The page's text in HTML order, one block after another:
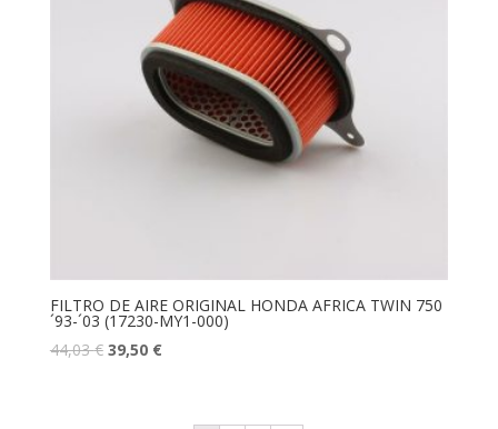
FILTRO DE AIRE ORIGINAL HONDA AFRICA TWIN 750
´93-´03 (17230-MY1-000)
44,03€ 39,50 €